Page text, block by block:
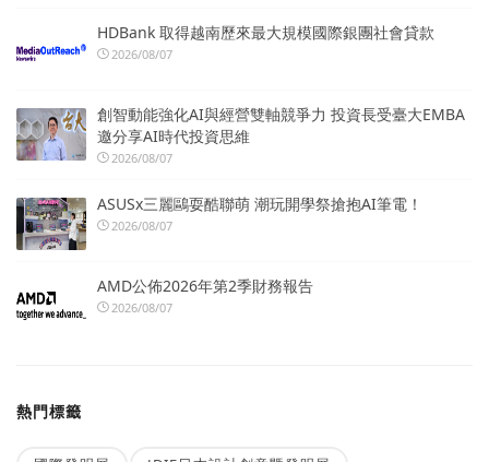
HDBank 取得越南歷來最大規模國際銀團社會貸款
2026/08/07
創智動能強化AI與經營雙軸競爭力 投資長受臺大EMBA
邀分享AI時代投資思維
2026/08/07
ASUSx三麗鷗耍酷聯萌 潮玩開學祭搶抱AI筆電！
2026/08/07
AMD公佈2026年第2季財務報告
2026/08/07
熱門標籤